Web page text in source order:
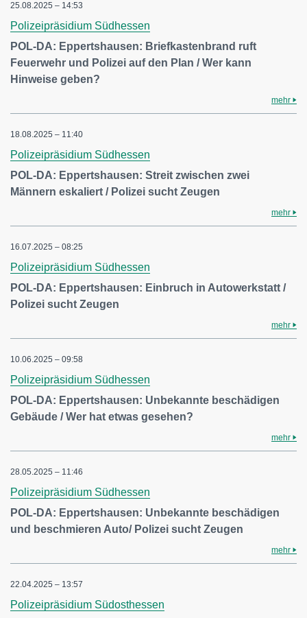
25.08.2025 – 14:53
Polizeipräsidium Südhessen
POL-DA: Eppertshausen: Briefkastenbrand ruft
Feuerwehr und Polizei auf den Plan / Wer kann
Hinweise geben?
mehr
18.08.2025 – 11:40
Polizeipräsidium Südhessen
POL-DA: Eppertshausen: Streit zwischen zwei
Männern eskaliert / Polizei sucht Zeugen
mehr
16.07.2025 – 08:25
Polizeipräsidium Südhessen
POL-DA: Eppertshausen: Einbruch in Autowerkstatt /
Polizei sucht Zeugen
mehr
10.06.2025 – 09:58
Polizeipräsidium Südhessen
POL-DA: Eppertshausen: Unbekannte beschädigen
Gebäude / Wer hat etwas gesehen?
mehr
28.05.2025 – 11:46
Polizeipräsidium Südhessen
POL-DA: Eppertshausen: Unbekannte beschädigen
und beschmieren Auto/ Polizei sucht Zeugen
mehr
22.04.2025 – 13:57
Polizeipräsidium Südosthessen